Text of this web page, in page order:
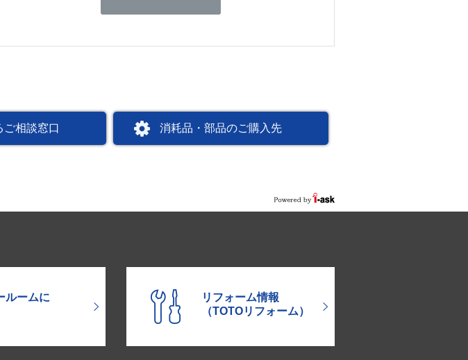
ご相談窓口 消耗品・部品のご購入先
ルームに
リフォーム情報
（TOTOリフォーム）